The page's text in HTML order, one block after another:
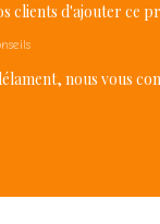
clients d'ajouter ce
nous vous